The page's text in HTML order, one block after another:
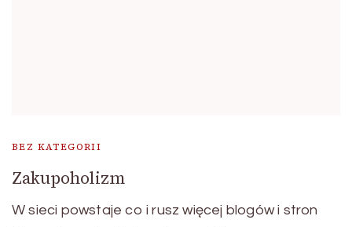
BEZ KATEGORII
Zakupoholizm
W sieci powstaje co i rusz więcej blogów i stron